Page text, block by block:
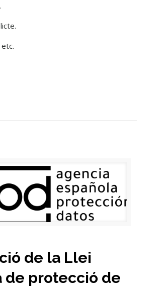
de la Llei
de protecció de